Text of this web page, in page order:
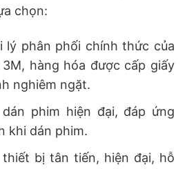
chọn:
lý phân phối chính thức của
hàng hóa được cấp giấy
nghiêm ngặt.
phim hiện đại, đáp ứng
khi dán phim.
bị tân tiến, hiện đại, hỗ